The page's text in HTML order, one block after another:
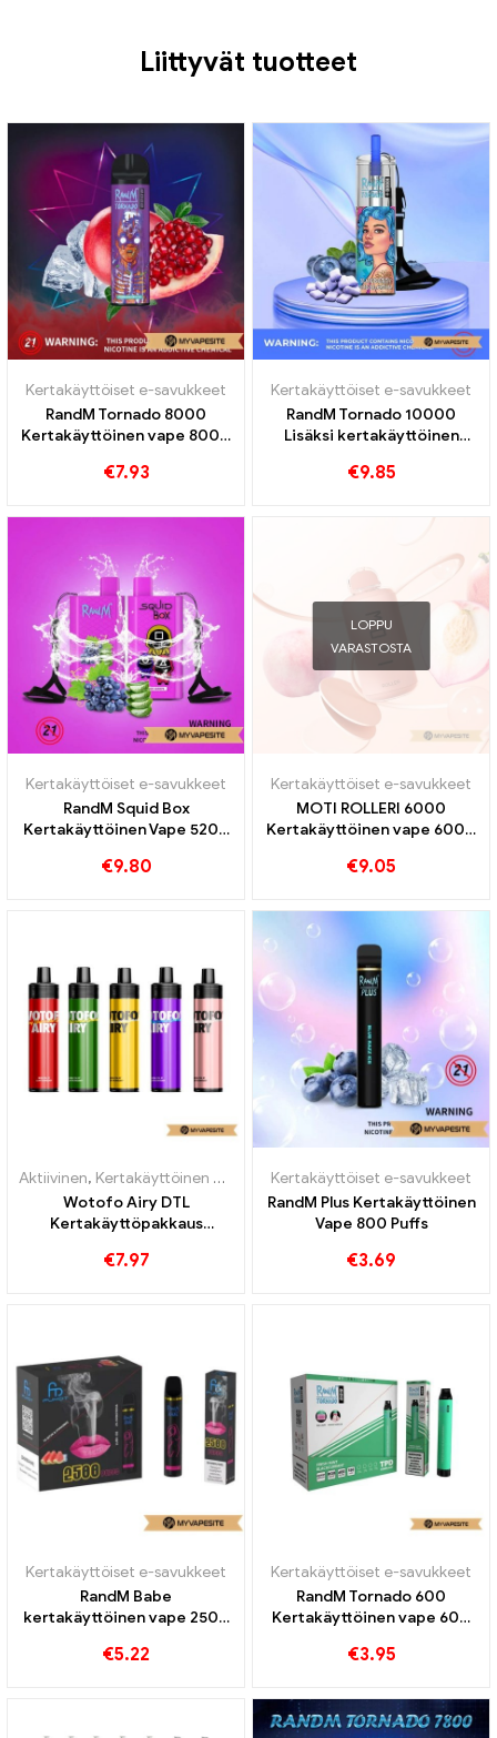
Liittyvät tuotteet
Kertakäyttöiset e-savukkeet
RandM Tornado 8000
Kertakäyttöinen vape 8000
€7.93
Kertakäyttöiset e-savukkeet
RandM Tornado 10000
Lisäksi kertakäyttöinen
€9.85
Kertakäyttöiset e-savukkeet
RandM Squid Box
Kertakäyttöinen Vape 5200
€9.80
LOPPU
VARASTOSTA
Kertakäyttöiset e-savukkeet
MOTI ROLLERI 6000
Kertakäyttöinen vape 6000
€9.05
Aktiivinen, Kertakäyttöinen nikotiinia sisältävä sähkötupakka ,
Wotofo Airy DTL
Kertakäyttöpakkaus
sähkösavukkeiden
€7.97
Kertakäyttöiset e-savukkeet
RandM Plus Kertakäyttöinen
Vape 800 Puffs
€3.69
Kertakäyttöiset e-savukkeet
RandM Babe
kertakäyttöinen vape 2500
€5.22
Kertakäyttöiset e-savukkeet
RandM Tornado 600
Kertakäyttöinen vape 600
€3.95